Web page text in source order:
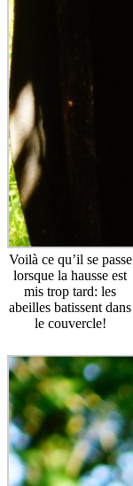
Voilà ce qu’il se passe
lorsque la hausse est
mis trop tard: les
abeilles batissent dans
le couvercle!